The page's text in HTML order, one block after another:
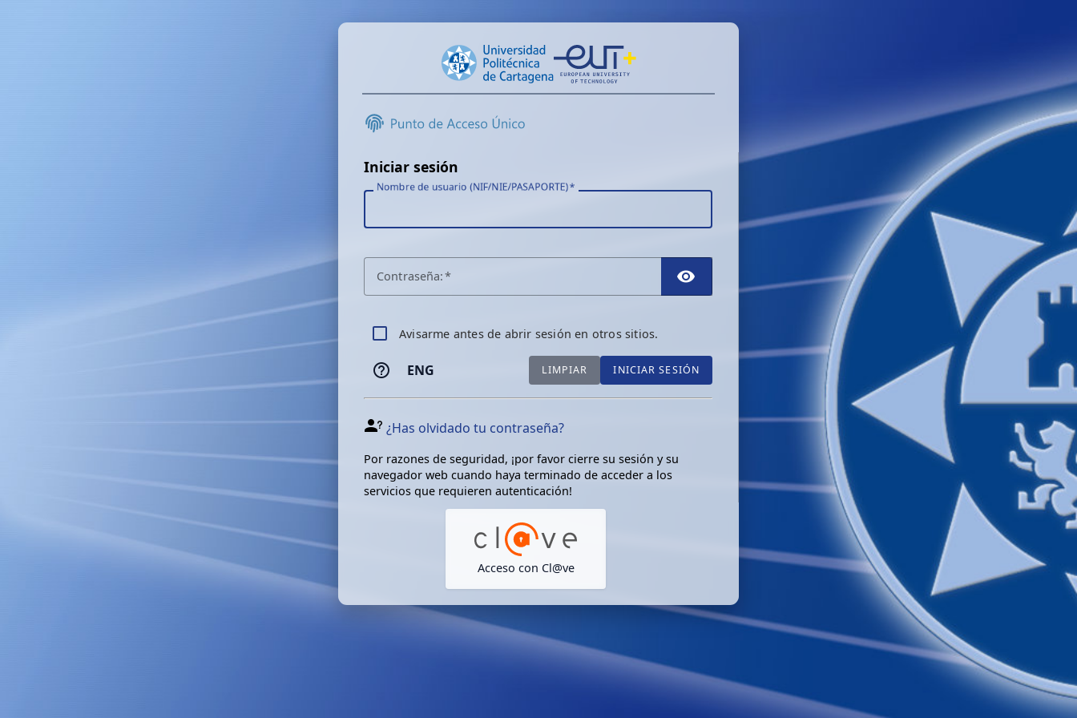
Iniciar sesión
Nombre de usuario (NIF/NIE/PASAPORTE)
Contraseña: TOGGLE PASSWORD
Avisarme antes de abrir sesión en otros sitios.
ENG LIMPIAR INICIAR SESIÓN
¿Has olvidado tu contraseña?
Por razones de seguridad, ¡por favor cierre su sesión y su
navegador web cuando haya terminado de acceder a los
servicios que requieren autenticación!